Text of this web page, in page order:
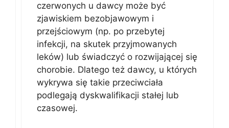
czerwonych u dawcy może być
zjawiskiem bezobjawowym i
przejściowym (np. po przebytej
infekcji, na skutek przyjmowanych
leków) lub świadczyć o rozwijającej się
chorobie. Dlatego też dawcy, u których
wykrywa się takie przeciwciała
podlegają dyskwalifikacji stałej lub
czasowej.